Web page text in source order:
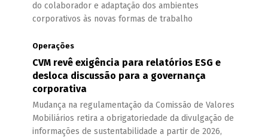
do colaborador e adaptação dos ambientes
corporativos às novas formas de trabalho
Operações
CVM revê exigência para relatórios ESG e
desloca discussão para a governança
corporativa
Mudança na regulamentação da Comissão de Valores
Mobiliários retira a obrigatoriedade da divulgação de
informações de sustentabilidade a partir de 2026,